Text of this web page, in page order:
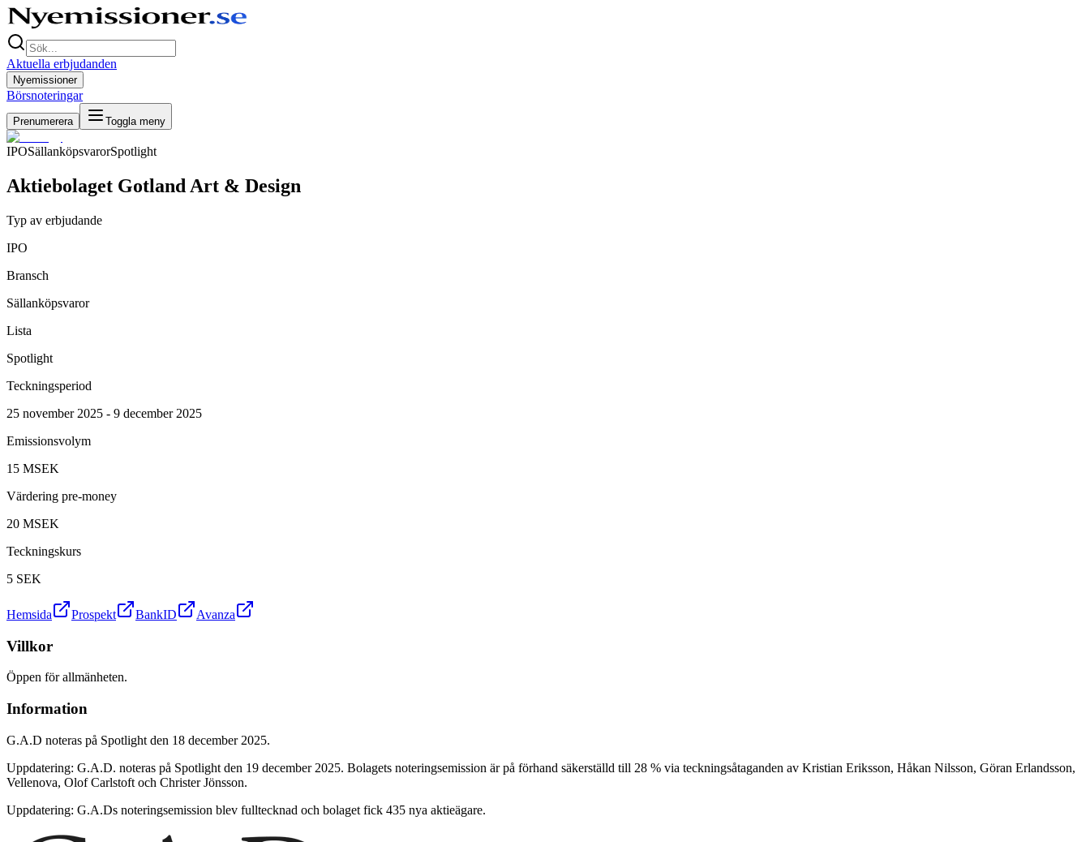
Aktuella erbjudanden
Nyemissioner
Börsnoteringar
Prenumerera Toggla meny
IPOSällanköpsvarorSpotlight
Aktiebolaget Gotland Art & Design
Typ av erbjudande
IPO
Bransch
Sällanköpsvaror
Lista
Spotlight
Teckningsperiod
25 november 2025 - 9 december 2025
Emissionsvolym
15 MSEK
Värdering pre-money
20 MSEK
Teckningskurs
5 SEK
Hemsida Prospekt BankID Avanza
Villkor
Öppen för allmänheten.
Information
G.A.D noteras på Spotlight den 18 december 2025.
Uppdatering: G.A.D. noteras på Spotlight den 19 december 2025. Bolagets noteringsemission är på förhand säkerställd till 28 % via teckningsåtaganden av Kristian Eriksson, Håkan Nilsson, Göran Erlandsson,
Vellenova, Olof Carlstoft och Christer Jönsson.
Uppdatering: G.A.Ds noteringsemission blev fulltecknad och bolaget fick 435 nya aktieägare.